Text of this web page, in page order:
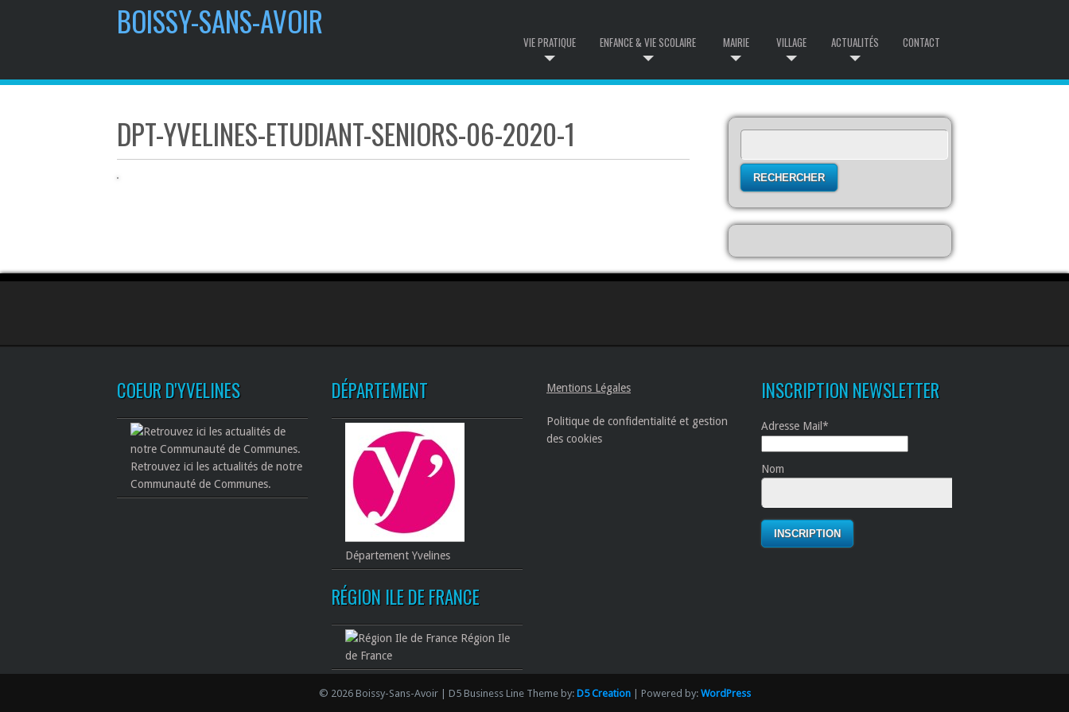
BOISSY-SANS-AVOIR
CONTACT
ACTUALITÉS
VILLAGE
MAIRIE
ENFANCE & VIE SCOLAIRE
VIE PRATIQUE
DPT-YVELINES-ETUDIANT-SENIORS-06-2020-1
COEUR D'YVELINES
Retrouvez ici les actualités de notre
Communauté de Communes.
DÉPARTEMENT
Département Yvelines
RÉGION ILE DE FRANCE
Région Ile
de France
Mentions Légales
Politique de confidentialité et gestion
des cookies
INSCRIPTION NEWSLETTER
Adresse Mail*
Nom
© 2026 Boissy-Sans-Avoir | D5 Business Line Theme by: D5 Creation| Powered by: WordPress